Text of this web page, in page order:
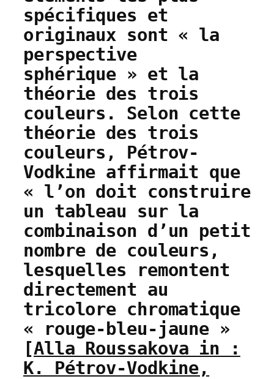
spécifiques et
originaux sont « la
perspective
sphérique » et la
théorie des trois
couleurs. Selon cette
théorie des trois
couleurs, Pétrov-
Vodkine affirmait que
« l’on doit construire
un tableau sur la
combinaison d’un petit
nombre de couleurs,
lesquelles remontent
directement au
tricolore chromatique
« rouge-bleu-jaune »
[Alla Roussakova in :
K. Pétrov-Vodkine,